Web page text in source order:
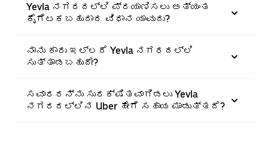
Yevla ನಗರದಲ್ಲಿ ಪ್ರಯಾಣಿಸಲು ಅತ್ಯಂತ
ಕೈಗೆಟಕಬಹುದಾದ ವಿಧಾನ ಯಾವುದು?
ನಾನು ಕಾರು ಇಲ್ಲದೆ Yevla ನಗರದಲ್ಲಿ
ಸುತ್ತಾಡಬಹುದೇ?
ಸವಾರರನ್ನು ಸುರಕ್ಷಿತವಾಗಿಡಲು Yevla
ನಗರದಲ್ಲಿನ Uber ಹೇಗೆ ಸಹಾಯ ಮಾಡುತ್ತದೆ?